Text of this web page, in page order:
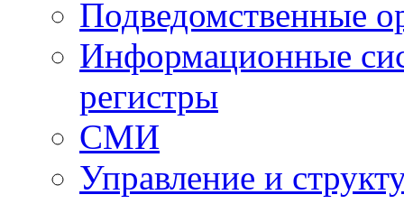
Подведомственные
Информационные
регистры
СМИ
Управление и